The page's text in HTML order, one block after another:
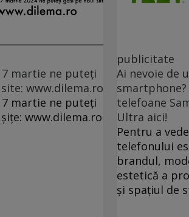
martie ne puteți
www.dilema.ro
martie ne puteți
www.dilema.ro
publicitate
Ai nevoie de
smartphone?
telefoane
Ultra aici!
Pentru a
telefonului
brandul,
estetică a
și spațiul de